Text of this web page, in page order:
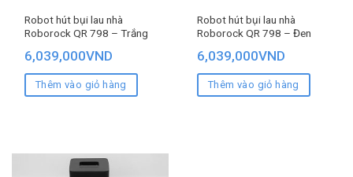
Robot hút bụi lau nhà
Roborock QR 798 – Trắng
6,039,000VND
Thêm vào giỏ hàng
Robot hút bụi lau nhà
Roborock QR 798 – Đen
6,039,000VND
Thêm vào giỏ hàng